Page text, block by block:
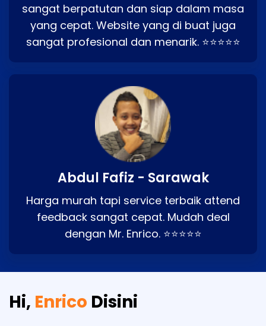
sangat berpatutan dan siap dalam masa
yang cepat. Website yang di buat juga
sangat profesional dan menarik. ⭐⭐⭐⭐⭐
Abdul Fafiz - Sarawak
Harga murah tapi service terbaik attend
feedback sangat cepat. Mudah deal
dengan Mr. Enrico. ⭐⭐⭐⭐⭐
Hi, Enrico Disini